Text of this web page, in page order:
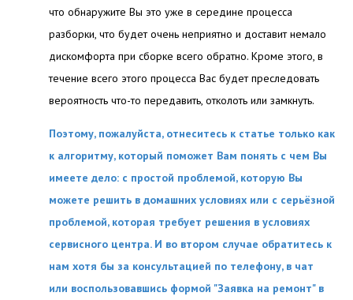
что обнаружите Вы это уже в середине процесса
разборки, что будет очень неприятно и доставит немало
дискомфорта при сборке всего обратно. Кроме этого, в
течение всего этого процесса Вас будет преследовать
вероятность что-то передавить, отколоть или замкнуть.
Поэтому, пожалуйста, отнеситесь к статье только как
к алгоритму, который поможет Вам понять с чем Вы
имеете дело: с простой проблемой, которую Вы
можете решить в домашних условиях или с серьёзной
проблемой, которая требует решения в условиях
сервисного центра. И во втором случае обратитесь к
нам хотя бы за консультацией по телефону, в чат
или воспользовавшись формой "Заявка на ремонт" в